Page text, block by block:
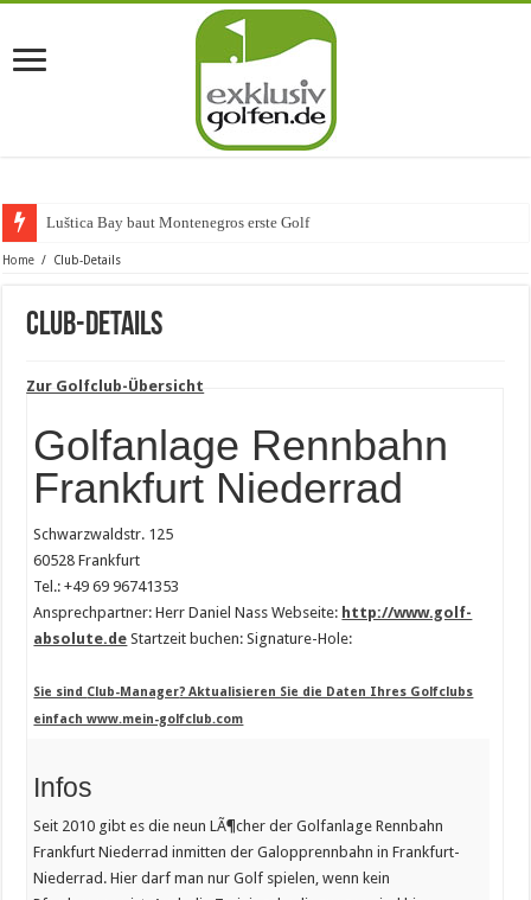
Luštica Bay baut Montenegros erste Golf-Community
Home / Club-Details
Club-Details
Zur Golfclub-Übersicht
Golfanlage Rennbahn
Frankfurt Niederrad
Schwarzwaldstr. 125
60528 Frankfurt
Tel.: +49 69 96741353
Ansprechpartner: Herr Daniel Nass Webseite: http://www.golf-
absolute.de Startzeit buchen: Signature-Hole:
Sie sind Club-Manager? Aktualisieren Sie die Daten Ihres Golfclubs
einfach www.mein-golfclub.com
Infos
Seit 2010 gibt es die neun LÃ¶cher der Golfanlage Rennbahn
Frankfurt Niederrad inmitten der Galopprennbahn in Frankfurt-
Niederrad. Hier darf man nur Golf spielen, wenn kein